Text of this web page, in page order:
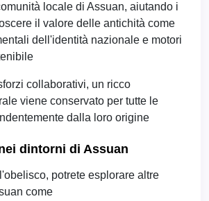
locale di Assuan, aiutando i
il valore delle antichità come
dell'identità nazionale e motori
collaborativi, un ricco
viene conservato per tutte le
dalla loro origine.
dintorni di Assuan
potrete esplorare altre
come